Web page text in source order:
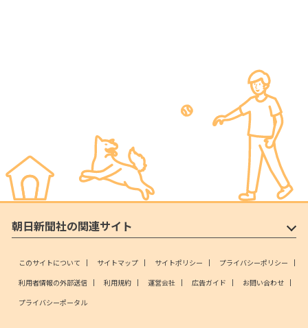
朝日新聞社の関連サイト
このサイトについて サイトマップ サイトポリシー
プライバシーポリシー
利用者情報の外部送信
利用規約 運営会社 広告ガイド
お問い合わせ
プライバシーポータル